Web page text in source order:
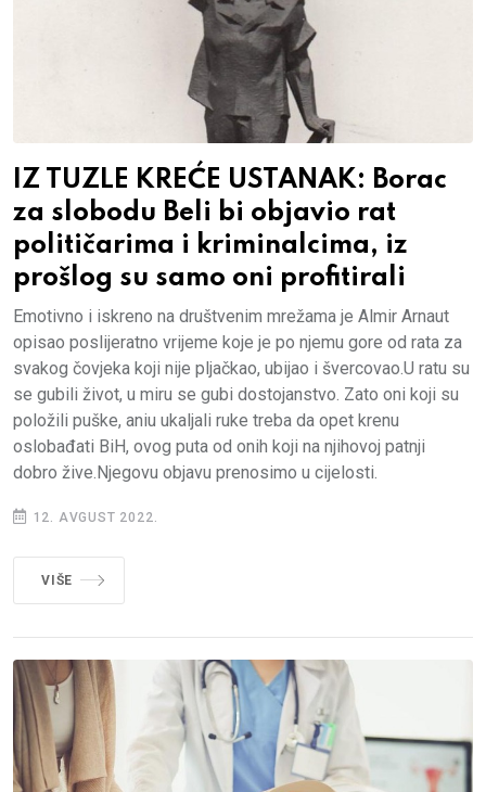
IZ TUZLE KREĆE USTANAK: Borac
za slobodu Beli bi objavio rat
političarima i kriminalcima, iz
prošlog su samo oni profitirali
Emotivno i iskreno na društvenim mrežama je Almir Arnaut
opisao poslijeratno vrijeme koje je po njemu gore od rata za
svakog čovjeka koji nije pljačkao, ubijao i švercovao.U ratu su
se gubili život, u miru se gubi dostojanstvo. Zato oni koji su
položili puške, aniu ukaljali ruke treba da opet krenu
oslobađati BiH, ovog puta od onih koji na njihovoj patnji
dobro žive.Njegovu objavu prenosimo u cijelosti.
12. AVGUST 2022.
VIŠE